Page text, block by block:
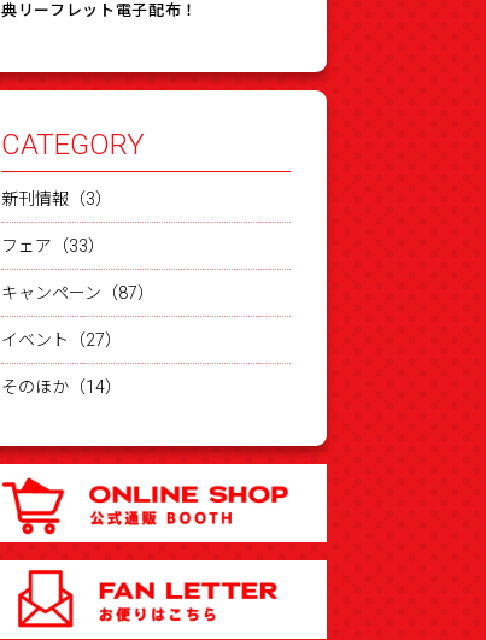
典リーフレット電子配布！
CATEGORY
新刊情報（3）
フェア（33）
キャンペーン（87）
イベント（27）
そのほか（14）